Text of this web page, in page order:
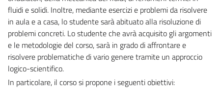
fluidi e solidi. Inoltre, mediante esercizi e problemi da risolvere
in aula e a casa, lo studente sarà abituato alla risoluzione di
problemi concreti. Lo studente che avrà acquisito gli argomenti
e le metodologie del corso, sarà in grado di affrontare e
risolvere problematiche di vario genere tramite un approccio
logico-scientifico.
In particolare, il corso si propone i seguenti obiettivi: